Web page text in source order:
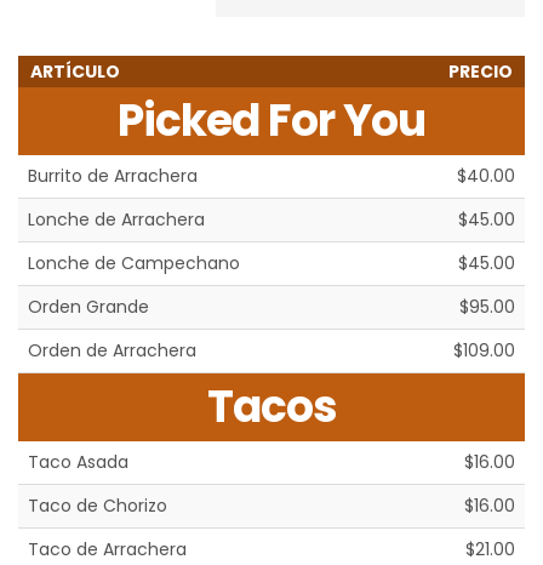
ARTÍCULO PRECIO
Picked For You
Burrito de Arrachera
$40.00
Lonche de Arrachera
$45.00
Lonche de Campechano
$45.00
Orden Grande
$95.00
Orden de Arrachera
$109.00
Tacos
Taco Asada
$16.00
Taco de Chorizo
$16.00
Taco de Arrachera
$21.00